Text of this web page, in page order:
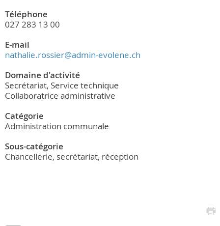
Téléphone
027 283 13 00
E-mail
nathalie.rossier@admin-evolene.ch
Domaine d'activité
Secrétariat, Service technique
Collaboratrice administrative
Catégorie
Administration communale
Sous-catégorie
Chancellerie, secrétariat, réception